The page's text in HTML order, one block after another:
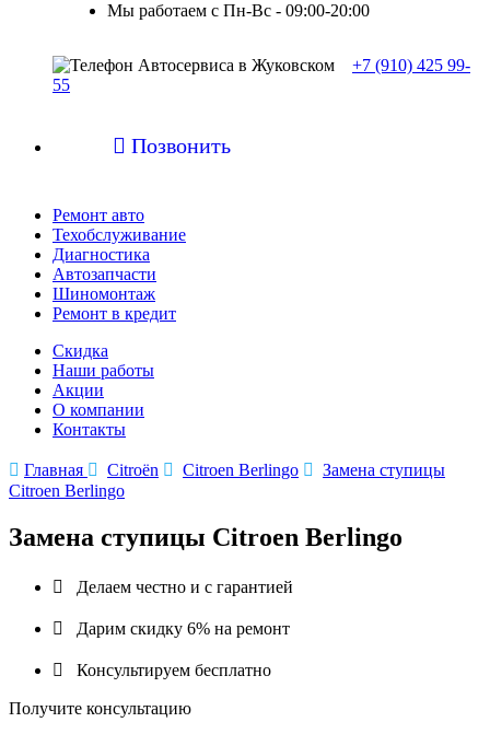
Мы работаем с Пн-Вc - 09:00-20:00
+7 (910) 425 99-
55
 Позвонить
Ремонт авто
Техобслуживание
Диагностика
Автозапчасти
Шиномонтаж
Ремонт в кредит
Скидка
Наши работы
Акции
О компании
Контакты
 Главная  Citroën  Citroen Berlingo  Замена ступицы
Citroen Berlingo
Замена ступицы Citroen Berlingo
 Делаем честно и с гарантией
 Дарим скидку 6% на ремонт
 Консультируем бесплатно
Получите консультацию